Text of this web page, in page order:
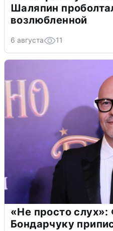
Шаляпин
возлюбленной
6 августа 11
«Не просто
Бондарчуку